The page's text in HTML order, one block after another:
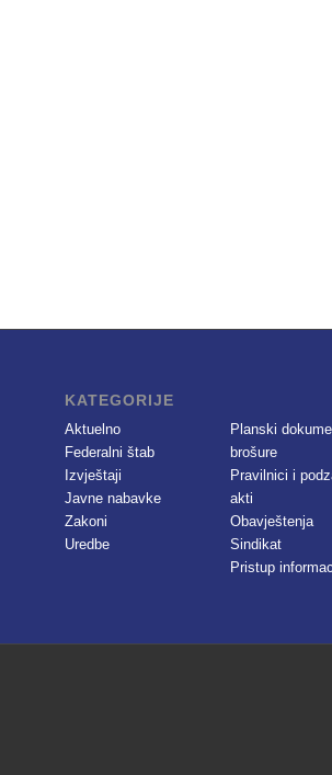
KATEGORIJE
Aktuelno
Federalni štab
Izvještaji
Javne nabavke
Zakoni
Uredbe
Planski
brošure
Pravilnici i
akti
Obavještenja
Sindikat
Pristup